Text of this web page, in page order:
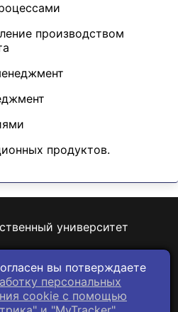
производством
продуктов.
университет
вы потверждаете
персональных
cookie c помощью